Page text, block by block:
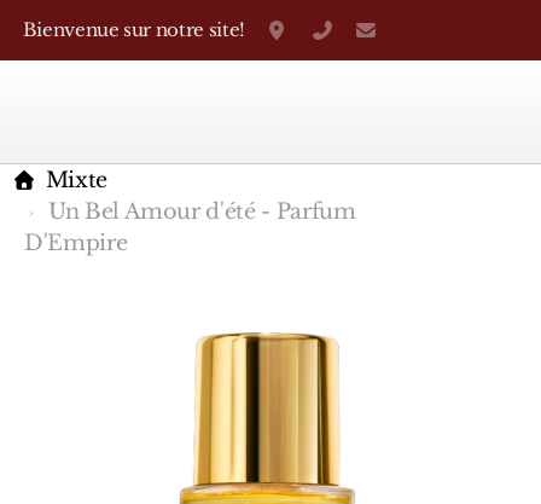
Bienvenue sur notre site! Grand-Rue 38, Genève
+41 22 310 38 75
Mixte
Un Bel Amour d'été - Parfum
D'Empire